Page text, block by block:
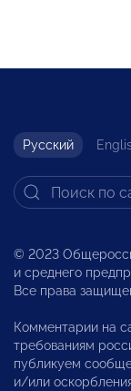
Русский
© 2023
и среднего
Все права
Комментарии на
требованиям
публикуем
и/или